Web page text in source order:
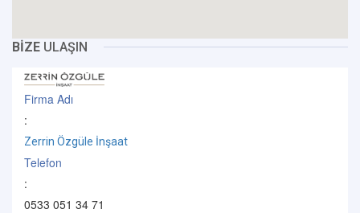
BİZE ULAŞIN
Firma Adı
:
Zerrin Özgüle İnşaat
Telefon
:
0533 051 34 71